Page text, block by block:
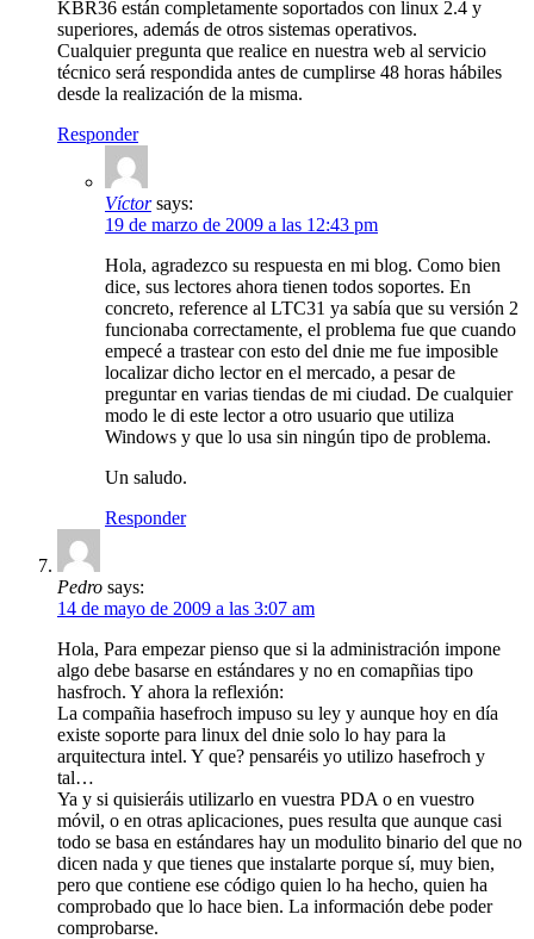
KBR36 están completamente soportados con linux 2.4 y
superiores, además de otros sistemas operativos.
Cualquier pregunta que realice en nuestra web al servicio
técnico será respondida antes de cumplirse 48 horas hábiles
desde la realización de la misma.
Responder
Víctor says:
19 de marzo de 2009 a las 12:43 pm
Hola, agradezco su respuesta en mi blog. Como bien
dice, sus lectores ahora tienen todos soportes. En
concreto, reference al LTC31 ya sabía que su versión 2
funcionaba correctamente, el problema fue que cuando
empecé a trastear con esto del dnie me fue imposible
localizar dicho lector en el mercado, a pesar de
preguntar en varias tiendas de mi ciudad. De cualquier
modo le di este lector a otro usuario que utiliza
Windows y que lo usa sin ningún tipo de problema.
Un saludo.
Responder
Pedro says:
14 de mayo de 2009 a las 3:07 am
Hola, Para empezar pienso que si la administración impone
algo debe basarse en estándares y no en comapñias tipo
hasfroch. Y ahora la reflexión:
La compañia hasefroch impuso su ley y aunque hoy en día
existe soporte para linux del dnie solo lo hay para la
arquitectura intel. Y que? pensaréis yo utilizo hasefroch y
tal…
Ya y si quisieráis utilizarlo en vuestra PDA o en vuestro
móvil, o en otras aplicaciones, pues resulta que aunque casi
todo se basa en estándares hay un modulito binario del que no
dicen nada y que tienes que instalarte porque sí, muy bien,
pero que contiene ese código quien lo ha hecho, quien ha
comprobado que lo hace bien. La información debe poder
comprobarse.